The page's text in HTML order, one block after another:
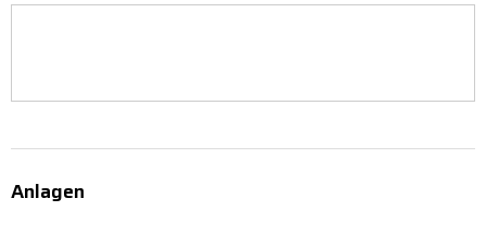
Anlagen